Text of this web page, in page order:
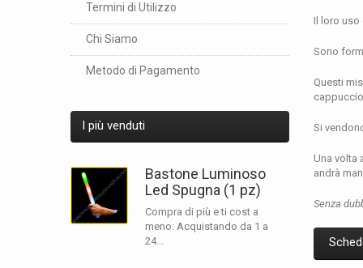
Termini di Utilizzo
Chi Siamo
Metodo di Pagamento
I più venduti
Bastone Luminoso
Led Spugna (1 pz)
Compra di più e ti cost a
meno: Acquistando da 1 a
24...
Il loro
Sono
Questi
Si
Una volta
andrà
Senza